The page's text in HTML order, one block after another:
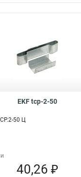
EKF tcp-2-50
50 Ц
40,26 ₽